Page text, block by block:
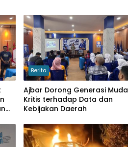
Berita
Ajbar Dorong Generasi Muda
Kritis terhadap Data dan
Kebijakan Daerah